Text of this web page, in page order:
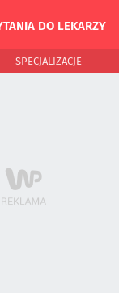
DO LEKARZY
SPECJALIZACJE